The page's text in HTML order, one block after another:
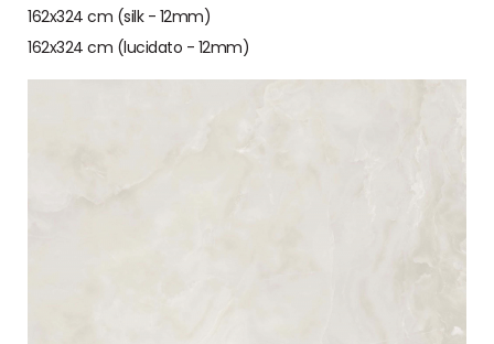
162x324 cm (silk - 12mm)
162x324 cm (lucidato - 12mm)